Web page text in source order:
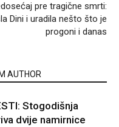
pre tragične smrti:
Dini i uradila nešto što je
progoni i danas
AUTHOR
Stogodišnja
dvije namirnice